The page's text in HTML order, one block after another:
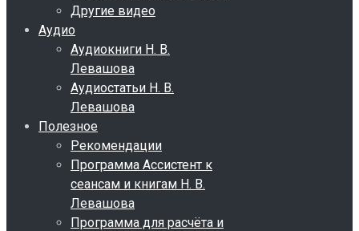
Другие видео
Аудио
Аудиокниги Н. В.
Левашова
Аудиостатьи Н. В.
Левашова
Полезное
Рекомендации
Программа Ассистент к
сеансам и книгам Н. В.
Левашова
Программа для расчёта и